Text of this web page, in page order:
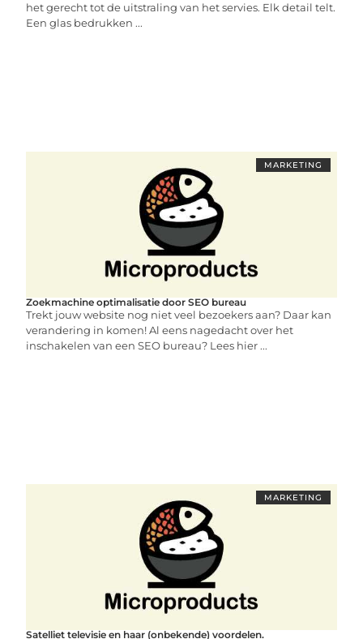
het gerecht tot de uitstraling van het servies. Elk detail telt.
Een glas bedrukken ...
MARKETING
Zoekmachine optimalisatie door SEO bureau
Trekt jouw website nog niet veel bezoekers aan? Daar kan
verandering in komen! Al eens nagedacht over het
inschakelen van een SEO bureau? Lees hier ...
MARKETING
Satelliet televisie en haar (onbekende) voordelen.